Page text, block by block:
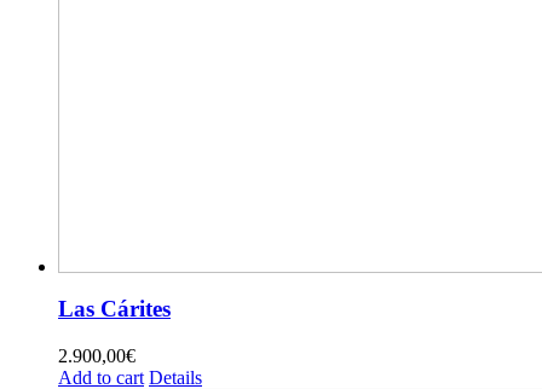
Las Cárites
2.900,00€
Add to cart Details